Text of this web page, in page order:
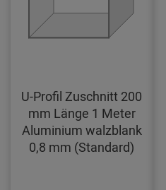
U-Profil Zuschnitt 200
mm Länge 1 Meter
Aluminium walzblank
0,8 mm (Standard)